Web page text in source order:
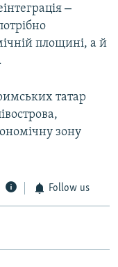
–
площині, а й
татар
зону
Follow us